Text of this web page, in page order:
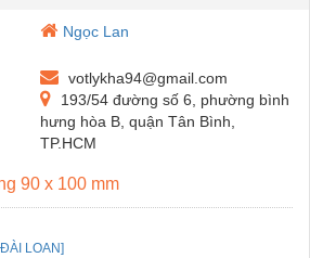
Ngọc Lan
votlykha94@gmail.com
193/54 đường số 6, phường bình
hưng hòa B, quận Tân Bình,
TP.HCM
90 x 100 mm
ĐÀI LOAN]